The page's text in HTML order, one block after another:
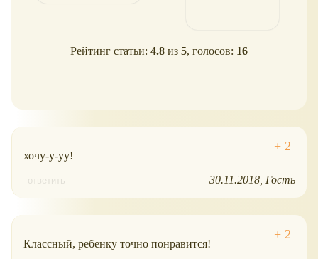
Рейтинг статьи: 4.8 из 5, голосов: 16
хочу-у-уу!
ответить 30.11.2018 Гость
Классный, ребенку точно понравится!